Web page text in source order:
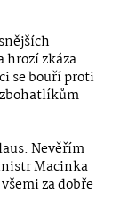
hrozí zkáza.
se bouří proti
Nevěřím
Macinka
za dobře